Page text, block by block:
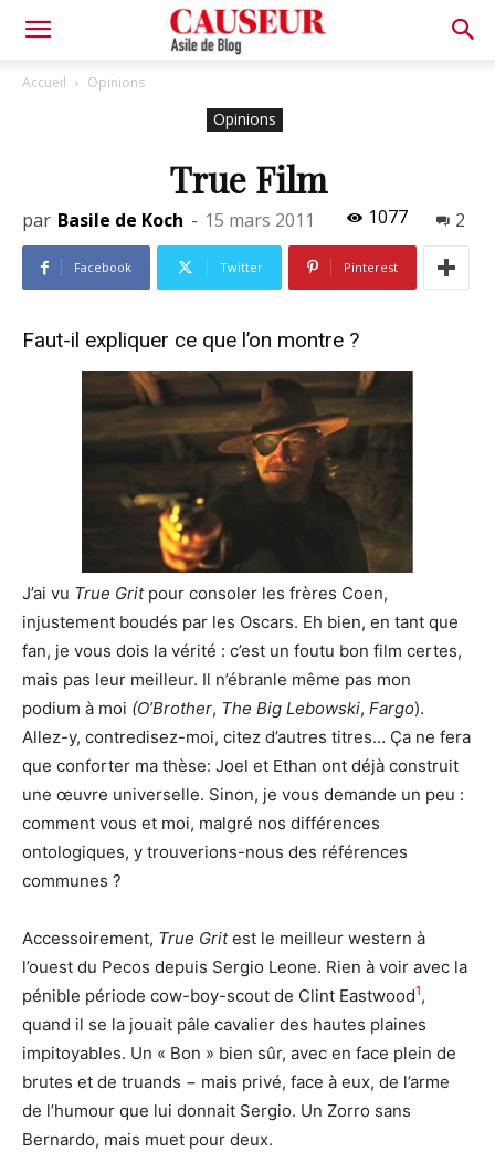
Asile
Blog
Accueil Opinions
Opinions
True Film
par Basile de Koch - 15 mars 2011 1077 2
Facebook Twitter Pinterest
Faut-il expliquer ce que l’on montre ?
J’ai vu True Gritpour consoler les frères Coen,
injustement boudés par les Oscars. Eh bien, en tant que
fan, je vous dois la vérité : c’est un foutu bon film certes,
mais pas leur meilleur. Il n’ébranle même pas mon
podium à moi (O’Brother, The Big Lebowski, Fargo).
Allez-y, contredisez-moi, citez d’autres titres… Ça ne fera
que conforter ma thèse: Joel et Ethan ont déjà construit
une œuvre universelle. Sinon, je vous demande un peu :
comment vous et moi, malgré nos différences
ontologiques, y trouverions-nous des références
communes ?
Accessoirement, True Gritest le meilleur western à
l’ouest du Pecos depuis Sergio Leone. Rien à voir avec la
pénible période cow-boy-scout de Clint Eastwood1,
quand il se la jouait pâle cavalier des hautes plaines
impitoyables. Un « Bon » bien sûr, avec en face plein de
brutes et de truands − mais privé, face à eux, de l’arme
de l’humour que lui donnait Sergio. Un Zorro sans
Bernardo, mais muet pour deux.